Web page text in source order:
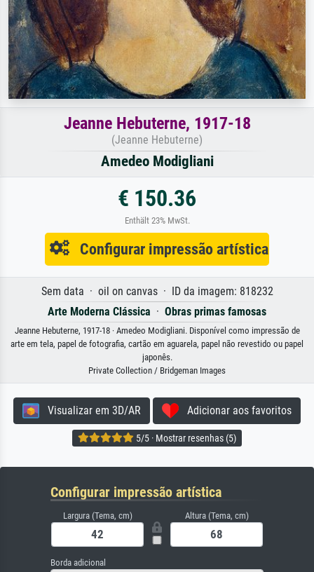
Jeanne Hebuterne, 1917-18
(Jeanne Hebuterne)
Amedeo Modigliani
€ 150.36
Enthält 23% MwSt.
Configurar impressão artística
Sem data · oil on canvas · ID da imagem: 818232
Arte Moderna Clássica · Obras primas famosas
Jeanne Hebuterne, 1917-18 · Amedeo Modigliani. Disponível como impressão de
arte em tela, papel de fotografia, cartão em aguarela, papel não revestido ou papel
japonês.
Private Collection / Bridgeman Images
Visualizar em 3D/AR Adicionar aos favoritos
5/5 · Mostrar resenhas (5)
Configurar impressão artística
Largura (Tema, cm) Altura (Tema, cm)
Borda adicional